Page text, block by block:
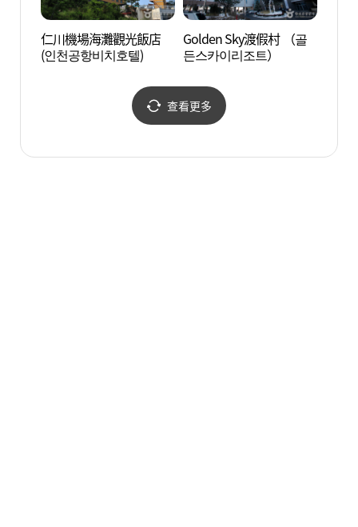
仁川機場海灘觀光飯店
(인천공항비치호텔)
Golden Sky渡假村 （골
든스카이리조트）
查看更多